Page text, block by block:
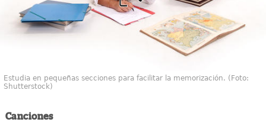
Estudia en pequeñas secciones para facilitar la memorización. (Foto:
Shutterstock)
Canciones